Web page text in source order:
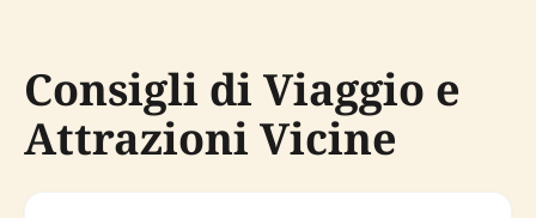
Consigli di Viaggio e
Attrazioni Vicine